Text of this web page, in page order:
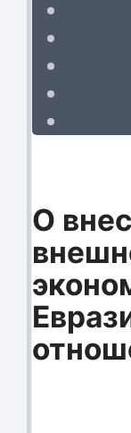
О